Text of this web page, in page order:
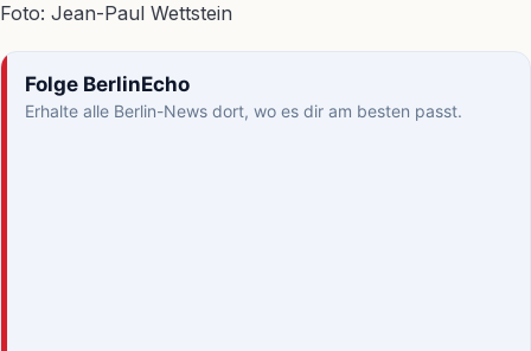
Foto: Jean-Paul Wettstein
Folge BerlinEcho
Erhalte alle Berlin-News dort, wo es dir am besten passt.